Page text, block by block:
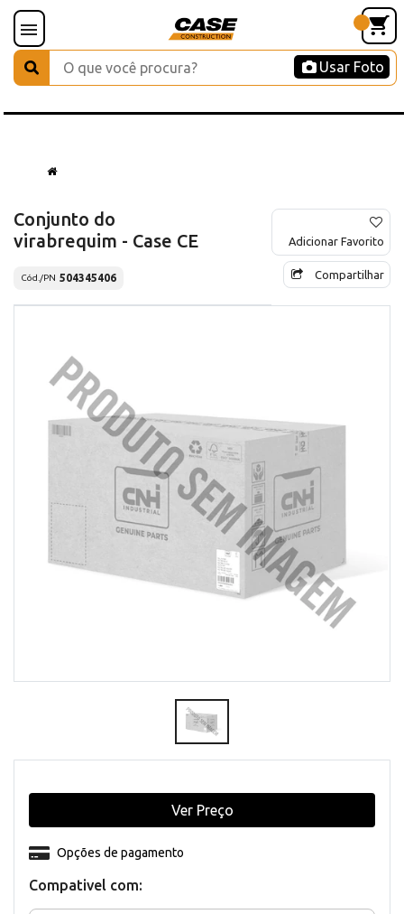
Usar Foto
Conjunto do
virabrequim - Case CE
Cód./PN 504345406
Adicionar Favorito
Compartilhar
Compativel com:
Opções de pagamento
Ver Preço